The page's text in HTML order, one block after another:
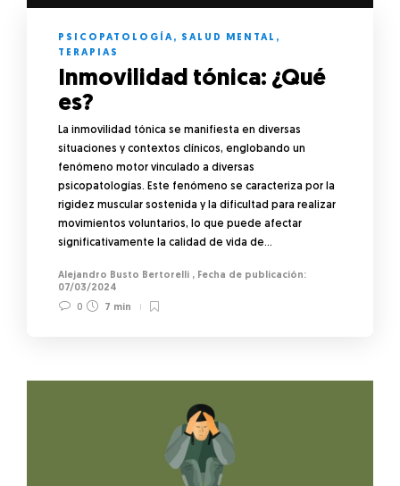
PSICOPATOLOGÍA, SALUD MENTAL ,
TERAPIAS
Inmovilidad tónica: ¿Qué
es?
La inmovilidad tónica se manifiesta en diversas
situaciones y contextos clínicos, englobando un
fenómeno motor vinculado a diversas
psicopatologías. Este fenómeno se caracteriza por la
rigidez muscular sostenida y la dificultad para realizar
movimientos voluntarios, lo que puede afectar
significativamente la calidad de vida de…
Alejandro Busto Bertorelli ,
07/03/2024
0
7 min